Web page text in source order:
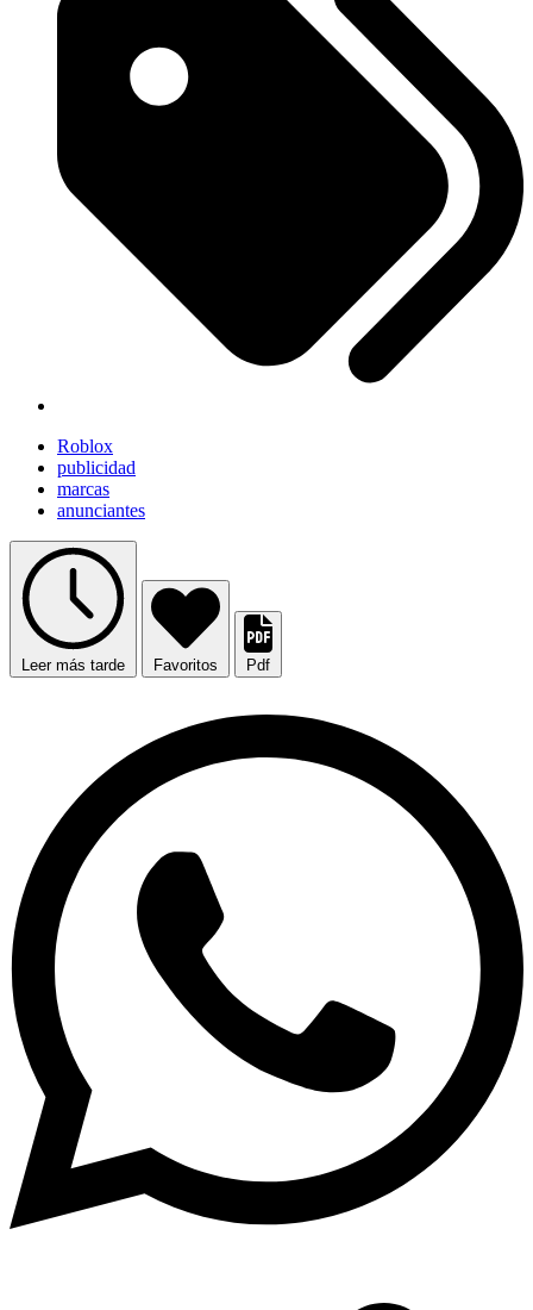
Roblox
publicidad
marcas
anunciantes
Leer más tarde Favoritos Pdf